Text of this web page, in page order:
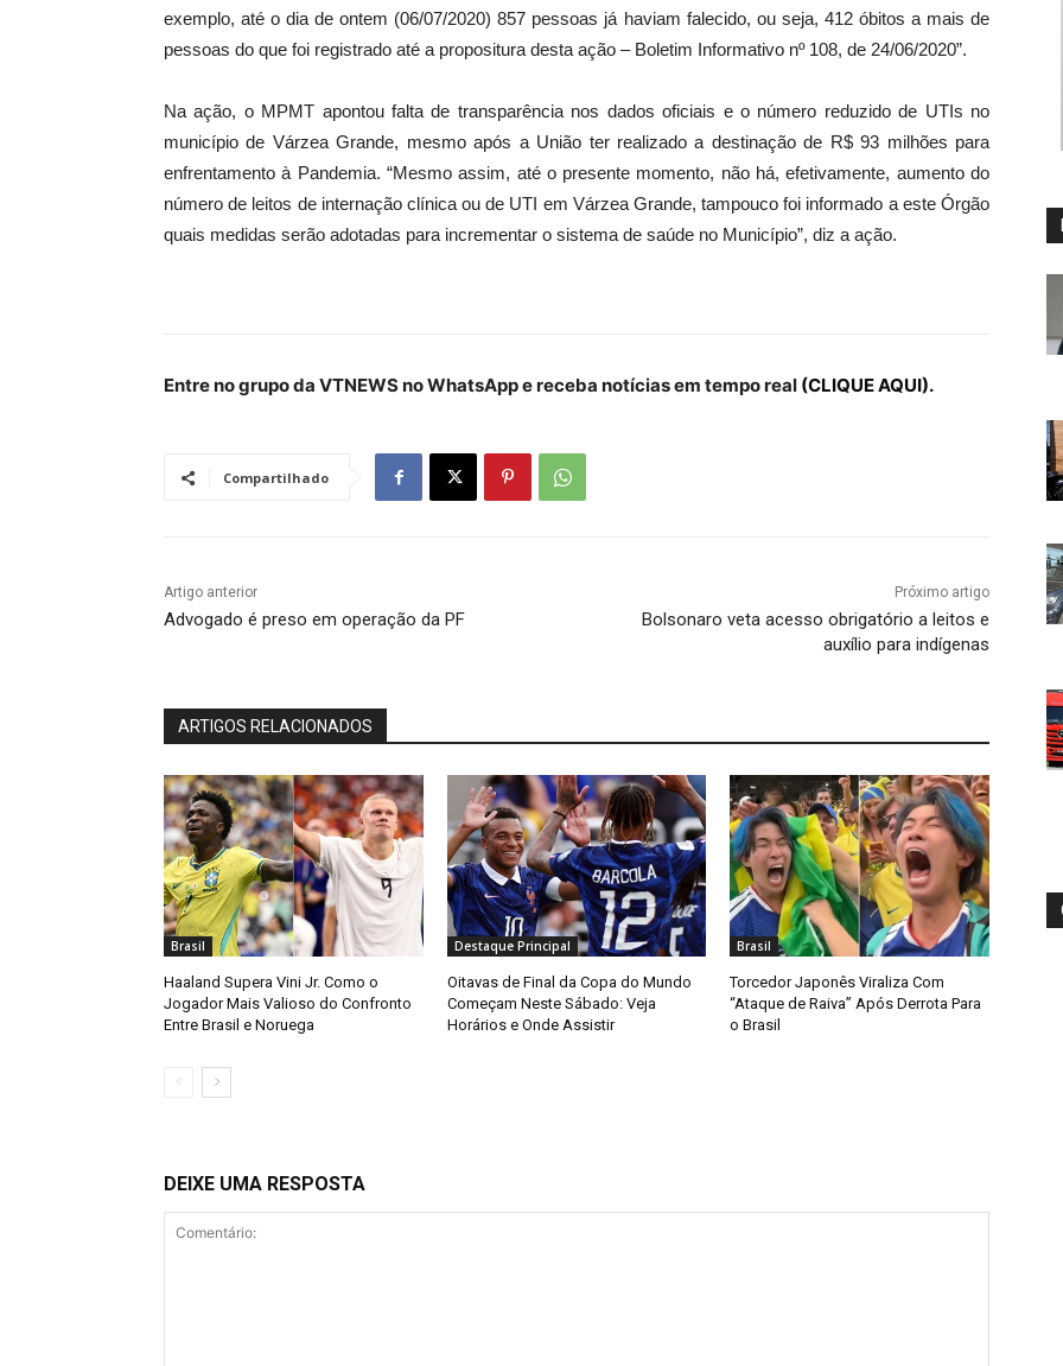
exemplo, até o dia de ontem (06/07/2020) 857 pessoas já haviam falecido, ou seja, 412 óbitos a mais de
pessoas do que foi registrado até a propositura desta ação – Boletim Informativo nº 108, de 24/06/2020”.
Na ação, o MPMT apontou falta de transparência nos dados oficiais e o número reduzido de UTIs no
município de Várzea Grande, mesmo após a União ter realizado a destinação de R$ 93 milhões para
enfrentamento à Pandemia. “Mesmo assim, até o presente momento, não há, efetivamente, aumento do
número de leitos de internação clínica ou de UTI em Várzea Grande, tampouco foi informado a este Órgão
quais medidas serão adotadas para incrementar o sistema de saúde no Município”, diz a ação.
Entre no grupo da VTNEWS no WhatsApp e receba notícias em tempo real (CLIQUE AQUI).
Compartilhado
Artigo anterior
Advogado é preso em operação da PF
Próximo artigo
Bolsonaro veta acesso obrigatório a leitos e
auxílio para indígenas
ARTIGOS RELACIONADOS
Brasil
Haaland Supera Vini Jr. Como o
Jogador Mais Valioso do Confronto
Entre Brasil e Noruega
Destaque Principal
Oitavas de Final da Copa do Mundo
Começam Neste Sábado: Veja
Horários e Onde Assistir
Brasil
Torcedor Japonês Viraliza Com
“Ataque de Raiva” Após Derrota Para
o Brasil
DEIXE UMA RESPOSTA